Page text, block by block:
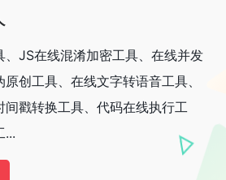
、JS在线混淆加密工具、在线并发
创工具、在线文字转语音工具、
戳转换工具、代码在线执行工
...